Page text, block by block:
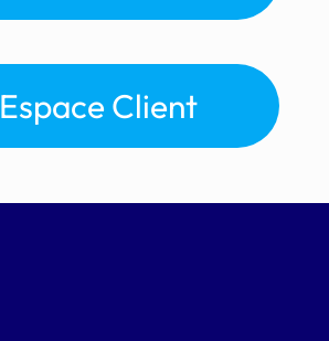
Espace Client